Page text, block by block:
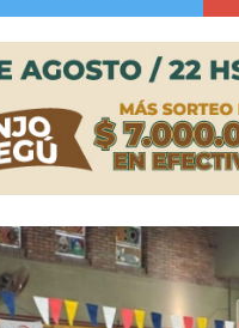
posibles lluvias intensas